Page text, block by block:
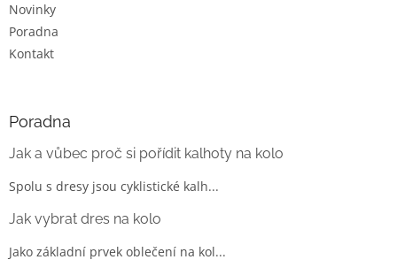
Novinky
Poradna
Kontakt
Poradna
Jak a vůbec proč si pořídit kalhoty na kolo
Spolu s dresy jsou cyklistické kalh...
Jak vybrat dres na kolo
Jako základní prvek oblečení na kol...